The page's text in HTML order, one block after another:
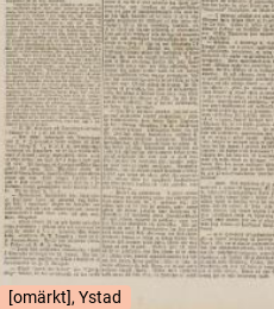
[omärkt], Ystad